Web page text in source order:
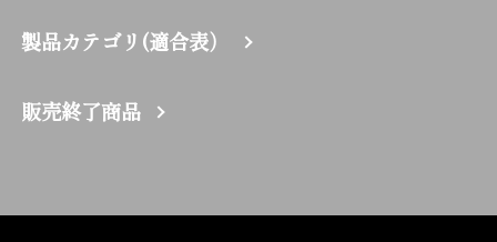
製品カテゴリ(適合表）
販売終了商品